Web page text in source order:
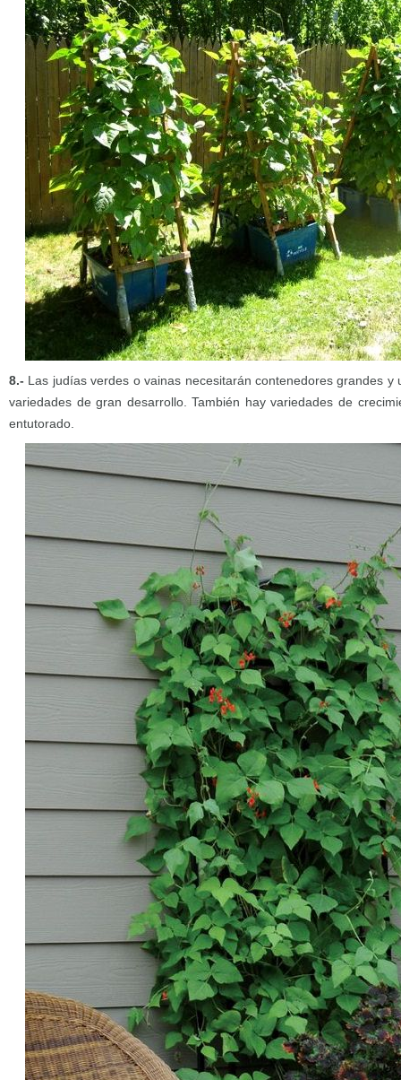
8.- Las judías verdes o vainas necesitarán contenedores grandes y
variedades de gran desarrollo. También hay variedades de
entutorado.